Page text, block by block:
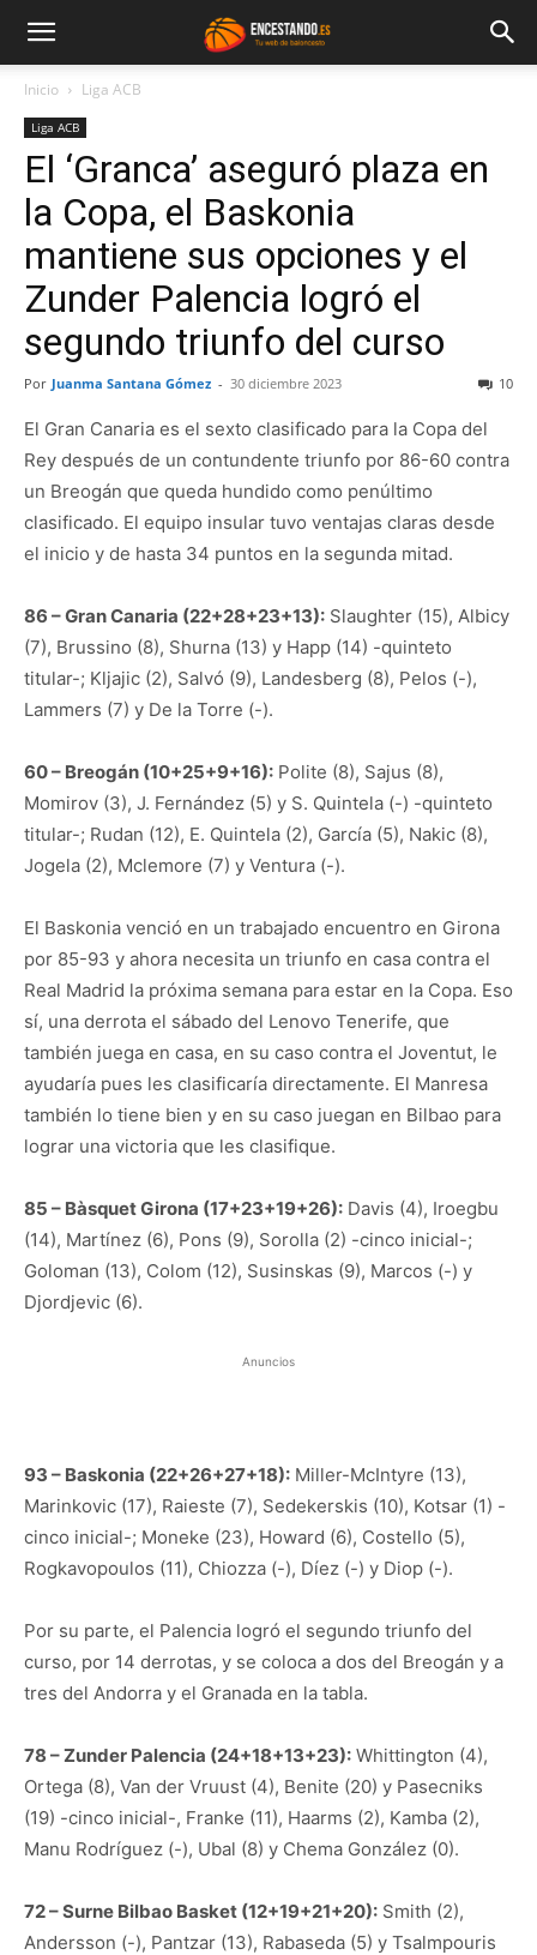
Inicio Liga ACB
Liga ACB
El ‘Granca’ aseguró plaza en
la Copa, el Baskonia
mantiene sus opciones y el
Zunder Palencia logró el
segundo triunfo del curso
Por Juanma Santana Gómez - 30 diciembre 2023 10
El Gran Canaria es el sexto clasificado para la Copa del
Rey después de un contundente triunfo por 86-60 contra
un Breogán que queda hundido como penúltimo
clasificado. El equipo insular tuvo ventajas claras desde
el inicio y de hasta 34 puntos en la segunda mitad.
86 – Gran Canaria (22+28+23+13): Slaughter (15), Albicy
(7), Brussino (8), Shurna (13) y Happ (14) -quinteto
titular-; Kljajic (2), Salvó (9), Landesberg (8), Pelos (-),
Lammers (7) y De la Torre (-).
60 – Breogán (10+25+9+16): Polite (8), Sajus (8),
Momirov (3), J. Fernández (5) y S. Quintela (-) -quinteto
titular-; Rudan (12), E. Quintela (2), García (5), Nakic (8),
Jogela (2), Mclemore (7) y Ventura (-).
El Baskonia venció en un trabajado encuentro en Girona
por 85-93 y ahora necesita un triunfo en casa contra el
Real Madrid la próxima semana para estar en la Copa. Eso
sí, una derrota el sábado del Lenovo Tenerife, que
también juega en casa, en su caso contra el Joventut, le
ayudaría pues les clasificaría directamente. El Manresa
también lo tiene bien y en su caso juegan en Bilbao para
lograr una victoria que les clasifique.
85 – Bàsquet Girona (17+23+19+26): Davis (4), Iroegbu
(14), Martínez (6), Pons (9), Sorolla (2) -cinco inicial-;
Goloman (13), Colom (12), Susinskas (9), Marcos (-) y
Djordjevic (6).
Anuncios
93 – Baskonia (22+26+27+18): Miller-McIntyre (13),
Marinkovic (17), Raieste (7), Sedekerskis (10), Kotsar (1) -
cinco inicial-; Moneke (23), Howard (6), Costello (5),
Rogkavopoulos (11), Chiozza (-), Díez (-) y Diop (-).
Por su parte, el Palencia logró el segundo triunfo del
curso, por 14 derrotas, y se coloca a dos del Breogán y a
tres del Andorra y el Granada en la tabla.
78 – Zunder Palencia (24+18+13+23): Whittington (4),
Ortega (8), Van der Vruust (4), Benite (20) y Pasecniks
(19) -cinco inicial-, Franke (11), Haarms (2), Kamba (2),
Manu Rodríguez (-), Ubal (8) y Chema González (0).
72 – Surne Bilbao Basket (12+19+21+20): Smith (2),
Andersson (-), Pantzar (13), Rabaseda (5) y Tsalmpouris